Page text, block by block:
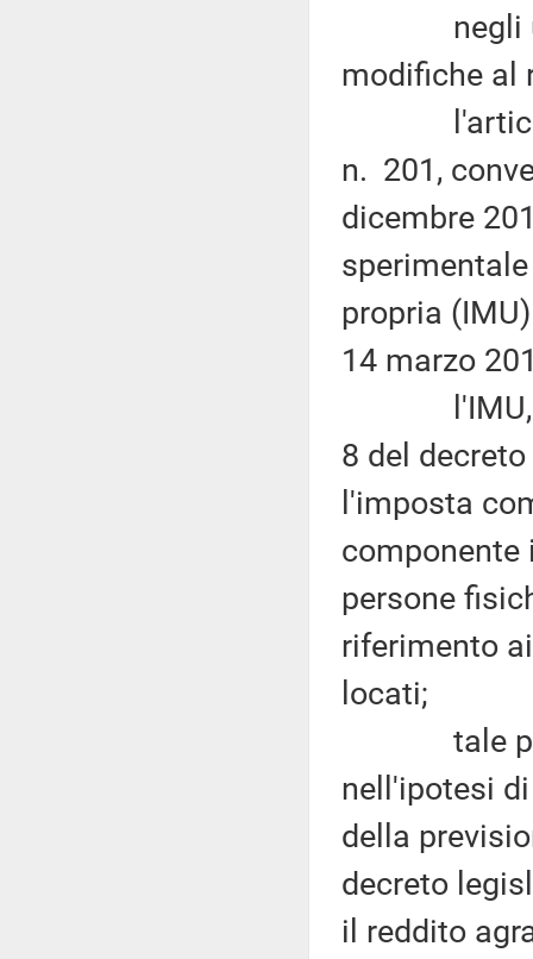
negli
modifiche al
l'articolo
n. 201,
dicembre
propria
14 marzo
l'IMU, a
8 del
l'imposta
persone
riferimento
locati;
tale
nell'ipotesi
della
decreto
il reddito